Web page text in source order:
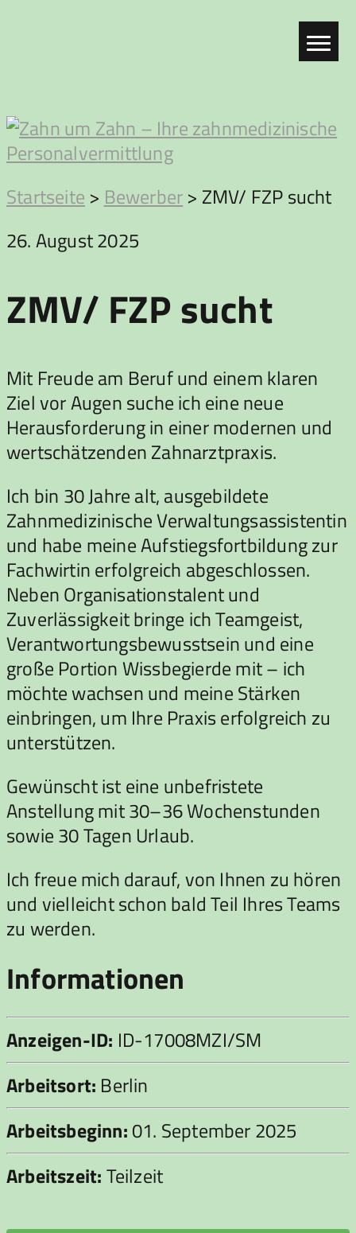
Zahn
um
Zahn
Startseite > Bewerber> ZMV/ FZP sucht
26. August 2025
ZMV/ FZP sucht
Mit Freude am Beruf und einem klaren
Ziel vor Augen suche ich eine neue
Herausforderung in einer modernen und
wertschätzenden Zahnarztpraxis.
Ich bin 30 Jahre alt, ausgebildete
Zahnmedizinische Verwaltungsassistentin
und habe meine Aufstiegsfortbildung zur
Fachwirtin erfolgreich abgeschlossen.
Neben Organisationstalent und
Zuverlässigkeit bringe ich Teamgeist,
Verantwortungsbewusstsein und eine
große Portion Wissbegierde mit – ich
möchte wachsen und meine Stärken
einbringen, um Ihre Praxis erfolgreich zu
unterstützen.
Gewünscht ist eine unbefristete
Anstellung mit 30–36 Wochenstunden
sowie 30 Tagen Urlaub.
Ich freue mich darauf, von Ihnen zu hören
und vielleicht schon bald Teil Ihres Teams
zu werden.
Informationen
Anzeigen-ID: ID-17008MZI/SM
Arbeitsort: Berlin
Arbeitsbeginn:01. September 2025
Arbeitszeit:Teilzeit